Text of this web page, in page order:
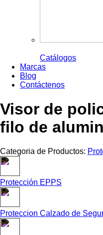
Catálogos
Marcas
Blog
Contáctenos
Visor de
filo de
Categoria de Productos:
Protección EPPS
Proteccion Calzado de